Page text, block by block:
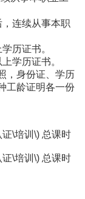
，连续从事本职
历证书。
学历证书。
，身份证、学历
工龄证明各一份
\培训\) 总课时
\培训\) 总课时